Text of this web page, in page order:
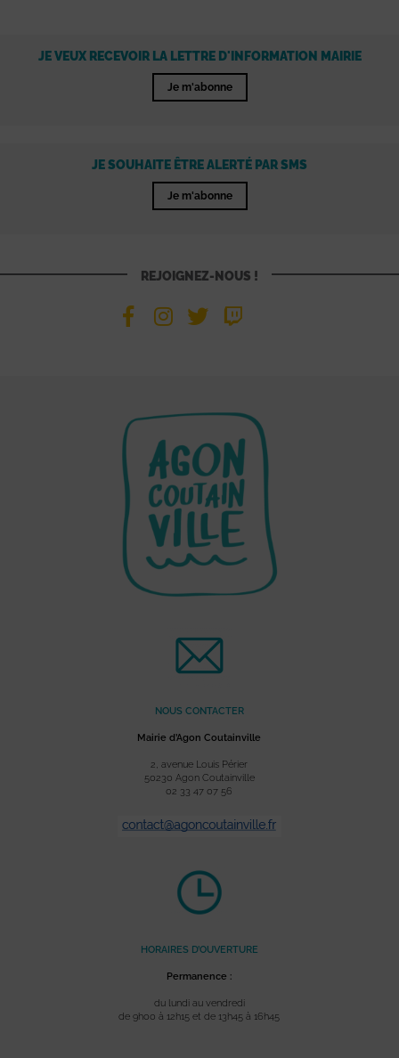
JE VEUX RECEVOIR LA LETTRE D'INFORMATION MAIRIE
Je m'abonne
JE SOUHAITE ÊTRE ALERTÉ PAR SMS
Je m'abonne
REJOIGNEZ-NOUS !
NOUS CONTACTER
Mairie d’Agon Coutainville
2, avenue Louis Périer
50230 Agon Coutainville
02 33 47 07 56
HORAIRES D’OUVERTURE
Permanence :
du lundi au vendredi
de 9h00 à 12h15 et de 13h45 à 16h45